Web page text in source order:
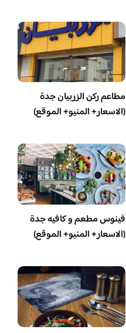
مطاعم ركن الزربيان جدة
(الاسعار+ المنيو+ الموقع)
فينوس مطعم و كافيه جدة
(الاسعار+ المنيو+ الموقع)